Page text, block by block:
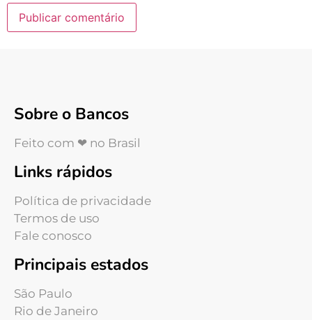
Sobre o Bancos
Feito com ❤ no Brasil
Links rápidos
Política de privacidade
Termos de uso
Fale conosco
Principais estados
São Paulo
Rio de Janeiro